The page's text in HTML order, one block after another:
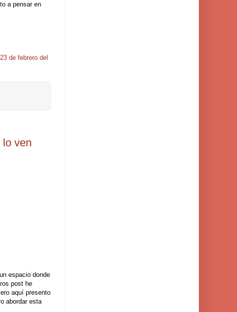
a pensar en
de febrero del
ven
espacio donde
post he
aquí presento
abordar esta